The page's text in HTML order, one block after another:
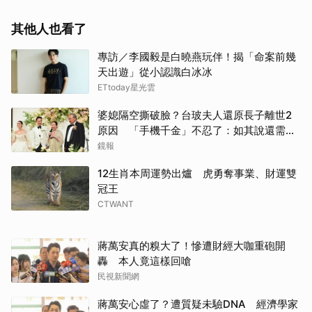
其他人也看了
專訪／李國毅是白曉燕玩伴！揭「命案前幾
天出遊」從小認識白冰冰
ETtoday星光雲
婆媳隔空撕破臉？台玻夫人還原長子離世2
原因 「手機千金」不忍了：如其說還需要
離開嗎？
鏡報
12生肖本周運勢出爐 虎勇奪事業、財運雙
冠王
CTWANT
蔣萬安真的糗大了！慘遭財經大咖重砲開
轟 本人竟這樣回嗆
民視新聞網
蔣萬安心虛了？遭質疑未驗DNA 經濟學家